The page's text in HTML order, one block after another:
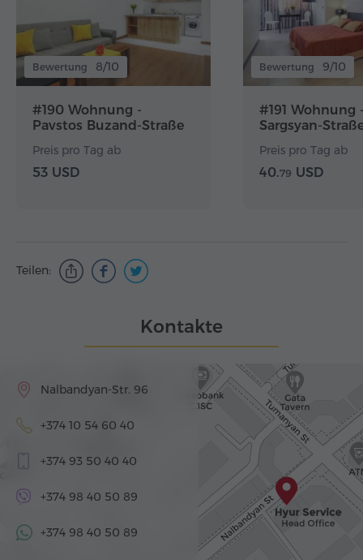
Bewertung 8/10
#190 Wohnung -
Pavstos Buzand-Straße
Preis pro Tag ab
53 USD
Bewertung 9/10
#191 Wohnung
Sargsyan-
Preis pro Tag ab
40.79 USD
Teilen:
Kontakte
Nalbandyan-Str. 96
+374 10 54 60 40
+374 93 50 40 40
+374 98 40 50 89
+374 98 40 50 89